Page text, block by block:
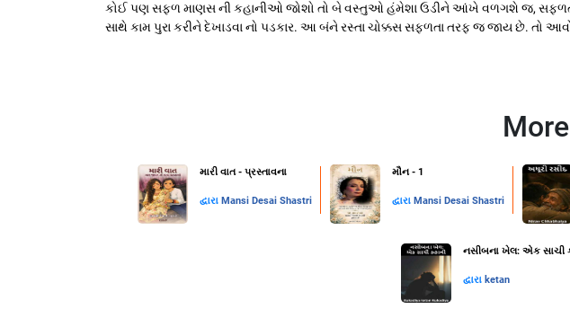
કોઈ પણ સફળ માણસ ની કહાનીઓ જોશો તો બે વસ્તુઓ હંમેશા ઉડીને આંખે વળગશે જ, સફળતા
સાથે કામ પુરા કરીને દેખાડવા નો પડકાર. આ બંને રસ્તા ચોક્કસ સફળતા તરફ જ જાય છે. તો
મારી વાત - પ્રસ્તાવના
દ્વારા Mansi Desai Shastri
મૌન - 1
દ્વારા Mansi Desai Shastri
નસીબના ખેલ: એક સાચી
દ્વારા ketan